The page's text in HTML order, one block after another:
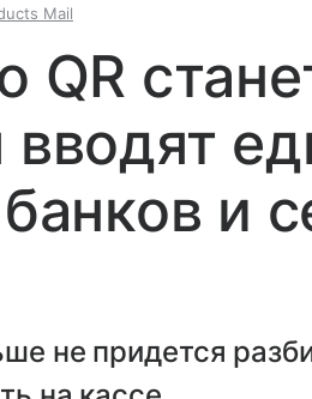
Mail
QR
вводят
и
не придется